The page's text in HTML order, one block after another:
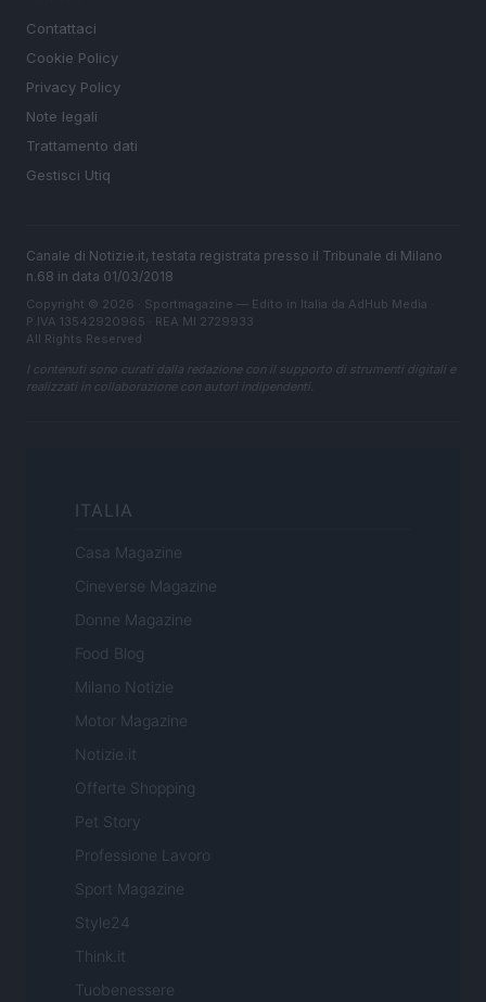
Contattaci
Cookie Policy
Privacy Policy
Note legali
Trattamento dati
Gestisci Utiq
Canale di Notizie.it, testata registrata presso il Tribunale di Milano
n.68 in data 01/03/2018
Copyright © 2026 · Sportmagazine — Edito in Italia da AdHub Media
P.IVA 13542920965 · REA MI 2729933
All Rights Reserved
I contenuti sono curati dalla redazione con il supporto di strumenti digitali e
realizzati in collaborazione con autori indipendenti.
ITALIA
Casa Magazine
Cineverse Magazine
Donne Magazine
Food Blog
Milano Notizie
Motor Magazine
Notizie.it
Offerte Shopping
Pet Story
Professione Lavoro
Sport Magazine
Style24
Think.it
Tuobenessere